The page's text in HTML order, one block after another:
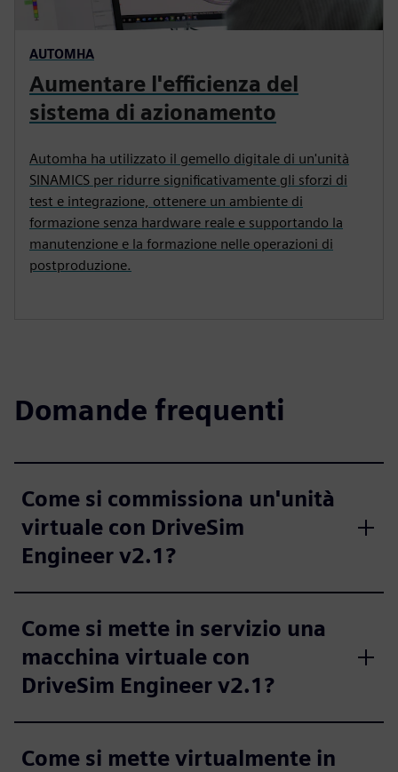
AUTOMHA
Aumentare l'efficienza del
sistema di azionamento
Automha ha utilizzato il gemello digitale di un'unità
SINAMICS per ridurre significativamente gli sforzi di
test e integrazione, ottenere un ambiente di
formazione senza hardware reale e supportando la
manutenzione e la formazione nelle operazioni di
postproduzione.
Domande frequenti
Come si commissiona un'unità
virtuale con DriveSim
Engineer v2.1?
Come si mette in servizio una
macchina virtuale con
DriveSim Engineer v2.1?
Come si mette virtualmente in